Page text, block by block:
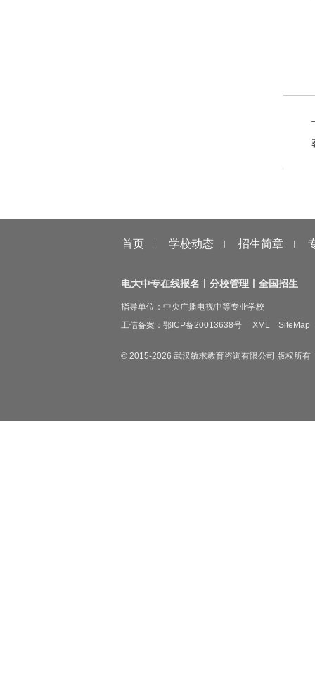
首页 学校动态 招生简章
电大中专在线报名丨分校管理丨全国招生
指导单位：中央广播电视中等专业学校
工信备案： 鄂ICP备20013638号 XML SiteMap
© 2015-2026 武汉敏求教育咨询有限公司 版权所有